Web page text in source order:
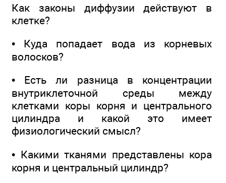
Как законы диффузии действуют в
клетке?
• Куда попадает вода из корневых
волосков?
• Есть ли разница в концентрации
внутриклеточной среды между
клетками коры корня и центрального
цилиндра и какой это имеет
физиологический смысл?
• Какими тканями представлены кора
корня и центральный цилиндр?